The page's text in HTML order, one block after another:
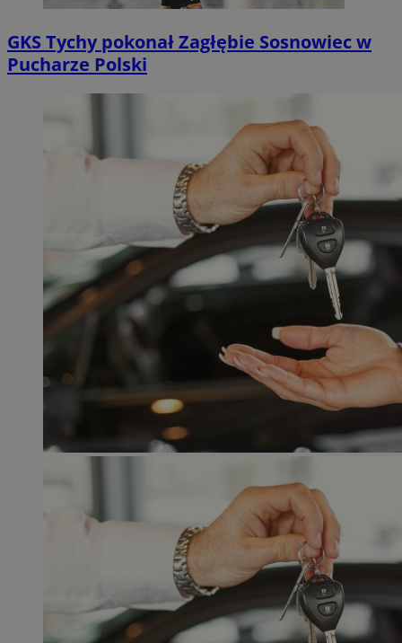
GKS Tychy pokonał Zagłębie Sosnowiec w
Pucharze Polski